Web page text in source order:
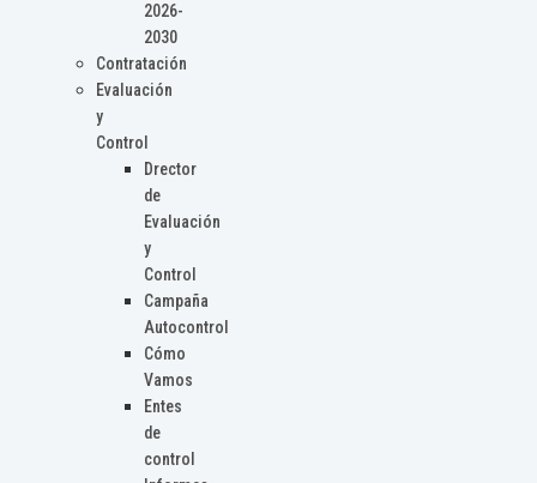
2026-
2030
Contratación
Evaluación
y
Control
Drector
de
Evaluación
y
Control
Campaña
Autocontrol
Cómo
Vamos
Entes
de
control